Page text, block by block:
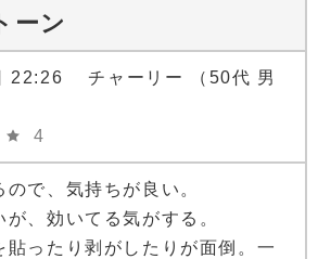
ーン
22:26 チャーリー （50代 男
4
で、気持ちが良い。
、効いてる気がする。
貼ったり剥がしたりが面倒。一